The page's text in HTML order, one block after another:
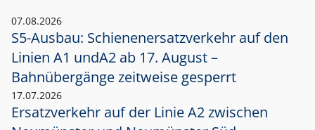
07.08.2026
S5-Ausbau: Schienenersatzverkehr auf den
Linien A1 undA2 ab 17. August –
Bahnübergänge zeitweise gesperrt
17.07.2026
Ersatzverkehr auf der Linie A2 zwischen